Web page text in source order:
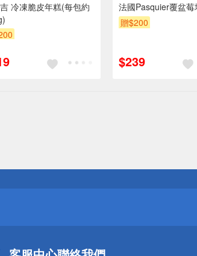
冷凍脆皮年糕(每包約
法國Pasquier覆盆莓
贈$200
$239
請小心！